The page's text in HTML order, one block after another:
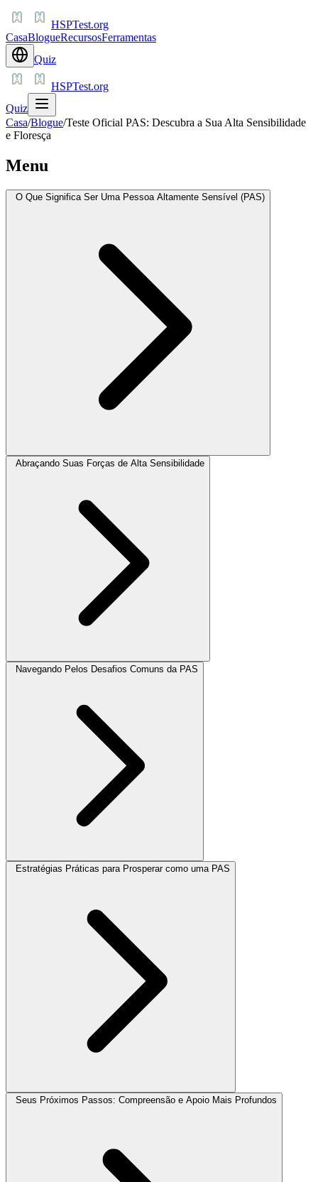
HSPTest.org
CasaBlogueRecursosFerramentas
Quiz
HSPTest.org
Quiz
Casa/Blogue/Teste Oficial PAS: Descubra a Sua Alta Sensibilidade
e Floresça
Menu
O Que Significa Ser Uma Pessoa Altamente Sensível (PAS)
Abraçando Suas Forças de Alta Sensibilidade
Navegando Pelos Desafios Comuns da PAS
Estratégias Práticas para Prosperar como uma PAS
Seus Próximos Passos: Compreensão e Apoio Mais Profundos